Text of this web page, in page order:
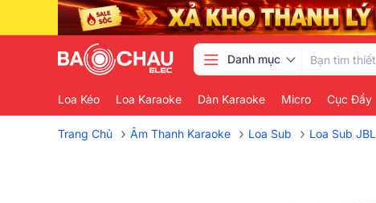
Danh mục
Loa Kéo Loa Karaoke Dàn Karaoke Micro Cục Đẩy
Trang Chủ › Âm Thanh Karaoke › Loa Sub › Loa Sub JBL